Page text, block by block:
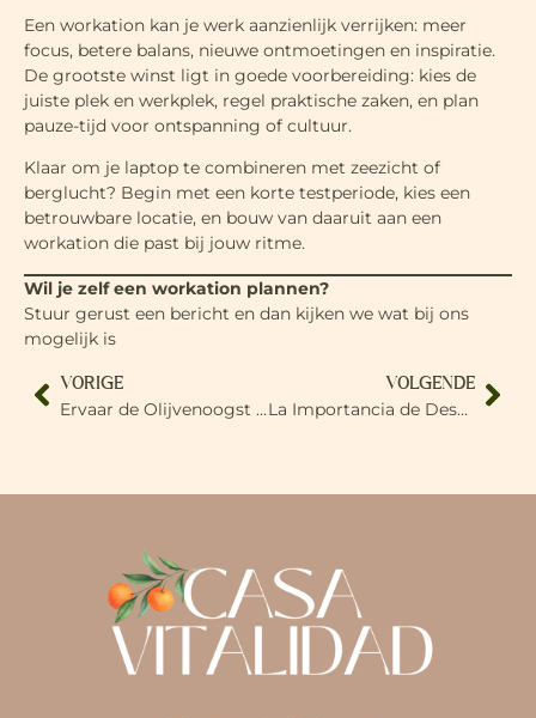
Een workation kan je werk aanzienlijk verrijken: meer
focus, betere balans, nieuwe ontmoetingen en inspiratie.
De grootste winst ligt in goede voorbereiding: kies de
juiste plek en werkplek, regel praktische zaken, en plan
pauze-tijd voor ontspanning of cultuur.
Klaar om je laptop te combineren met zeezicht of
berglucht? Begin met een korte testperiode, kies een
betrouwbare locatie, en bouw van daaruit aan een
workation die past bij jouw ritme.
Wil je zelf een workation plannen?
Stuur gerust een bericht en dan kijken we wat bij ons
mogelijk is
VORIGE
Ervaar de Olijvenoogst in Ontinyent: 4-daags Arrangement bij Onze B&B
VOLGENDE
La Importancia de Desconectar: Una Escapada Rural cerca valencia y alicante